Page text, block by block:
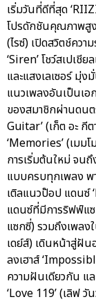
เริ่มวันที่ดีที่สุด
โปรดักชันคุณภาพสู
(ไรซ์) เปิดสวิตช์คว
‘Siren’ โชว์สเปเชี
และแสงเลเซอร์ มุ่
แนวเพลงอันเป็นเ
ของสมาชิกผ่านดนต
Guitar’ (เก็ต อะ กี
‘Memories’ (เมม
การเริ่มต้นใหม่ จน
แบบครบทุกเพลง พ
เติลแนวป๊อป แดนซ์
แดนซ์ที่มีการริฟฟ์แซ
แซกซี่) รวมถึงเพลง
เดย์ส์) เดินหน้าสู่ฝัน
ลงเฮาส์
ความฝันเดียวกัน แ
‘Love 119’ (เลิฟ